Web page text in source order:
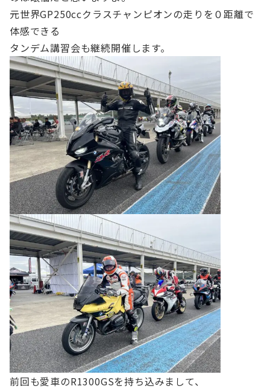
元世界GP250ccクラスチャンピオンの走りを０距離で
体感できる
タンデム講習会も継続開催します。
前回も愛車のR1300GSを持ち込みまして、